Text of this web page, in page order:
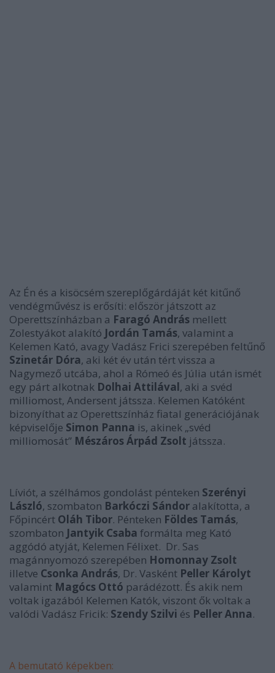
Az Én és a kisöcsém szereplőgárdáját két kitűnő
vendégművész is erősíti: először játszott az
Operettszínházban a Faragó András mellett
Zolestyákot alakító Jordán Tamás, valamint a
Kelemen Kató, avagy Vadász Frici szerepében feltűnő
Szinetár Dóra, aki két év után tért vissza a
Nagymező utcába, ahol a Rómeó és Júlia után ismét
egy párt alkotnak Dolhai Attilával, aki a svéd
milliomost, Andersent játssza. Kelemen Katóként
bizonyíthat az Operettszínház fiatal generációjának
képviselője Simon Panna is, akinek „svéd
milliomosát” Mészáros Árpád Zsolt játssza.
Líviót, a szélhámos gondolást pénteken Szerényi
László, szombaton Barkóczi Sándor alakította, a
Főpincért Oláh Tibor. Pénteken Földes Tamás,
szombaton Jantyik Csaba formálta meg Kató
aggódó atyját, Kelemen Félixet. Dr. Sas
magánnyomozó szerepében Homonnay Zsolt
illetve Csonka András, Dr. Vasként Peller Károlyt
valamint Magócs Ottó parádézott. És akik nem
voltak igazából Kelemen Katók, viszont ők voltak a
valódi Vadász Fricik: Szendy Szilvi és Peller Anna.
A bemutató képekben: